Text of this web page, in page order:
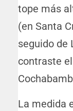
tope más
(en Santa
seguido de
contraste
La medida